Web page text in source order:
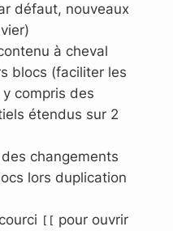
défaut, nouveaux
à cheval
blocs (faciliter les
compris des
étendus sur 2
changements
lors duplication
[[ pour ouvrir